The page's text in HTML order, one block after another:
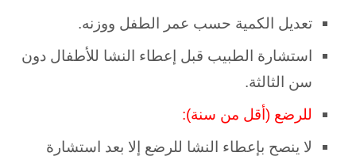
تعديل الكمية حسب عمر الطفل ووزنه.
استشارة الطبيب قبل إعطاء النشا للأطفال دون
سن الثالثة.
للرضع (أقل من سنة):
لا ينصح بإعطاء النشا للرضع إلا بعد استشارة